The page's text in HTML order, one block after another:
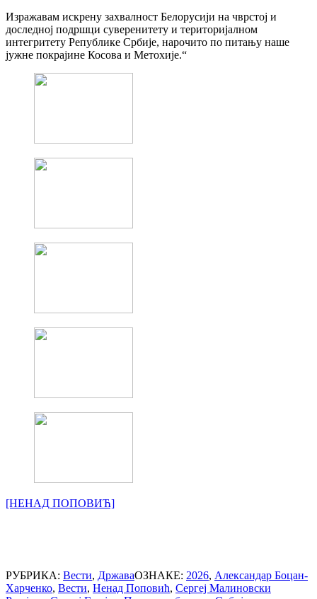
Изражавам искрену захвалност Белорусији на чврстој и
доследној подршци суверенитету и територијалном
интегритету Републике Србије, нарочито по питању наше
јужне покрајине Косова и Метохије.“
[НЕНАД ПОПОВИЋ]
РУБРИКА: Вести, ДржаваОЗНАКЕ: 2026, Александар Боцан-
Харченко, Вести, Ненад Поповић, Сергеј Малиновски